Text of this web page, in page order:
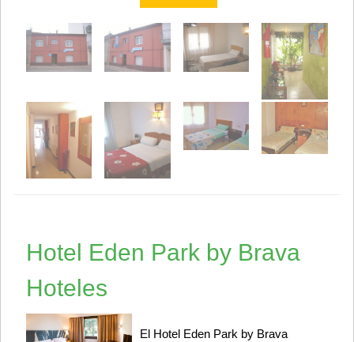
Hotel Eden Park by Brava
Hoteles
El Hotel Eden Park by Brava